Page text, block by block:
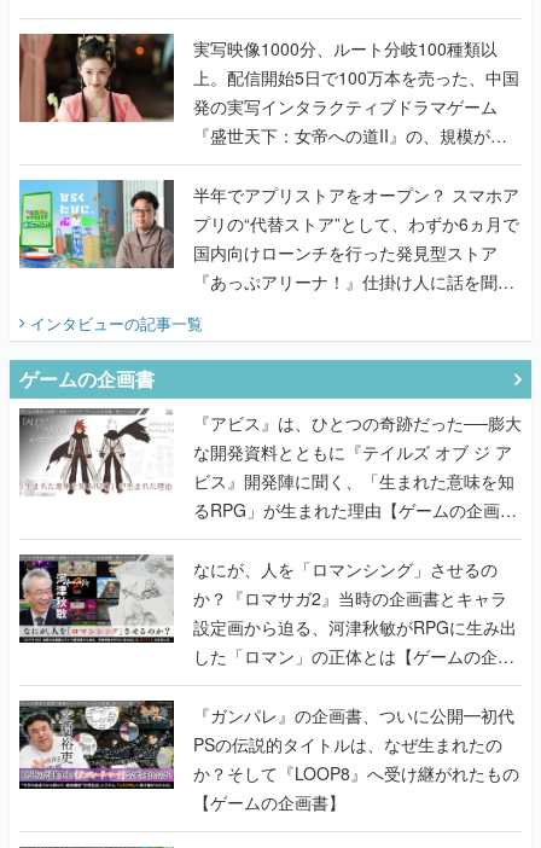
『TATSUJIN EXTREME』で初タッグを組
んだレジェンド2人に訊く開発秘話
実写映像1000分、ルート分岐100種類以
上。配信開始5日で100万本を売った、中国
発の実写インタラクティブドラマゲーム
『盛世天下：女帝への道II』の、規模が違
うこだわりをプロデューサーに聞いた
半年でアプリストアをオープン？ スマホア
プリの“代替ストア”として、わずか6ヵ月で
国内向けローンチを行った発見型ストア
『あっぷアリーナ！』仕掛け人に話を聞い
てみた
インタビューの記事一覧
ゲームの企画書
『アビス』は、ひとつの奇跡だった──膨大
な開発資料とともに『テイルズ オブ ジ ア
ビス』開発陣に聞く、「生まれた意味を知
るRPG」が生まれた理由【ゲームの企画
書】
なにが、人を「ロマンシング」させるの
か？『ロマサガ2』当時の企画書とキャラ
設定画から迫る、河津秋敏がRPGに生み出
した「ロマン」の正体とは【ゲームの企画
書】
『ガンパレ』の企画書、ついに公開━初代
PSの伝説的タイトルは、なぜ生まれたの
か？そして『LOOP8』へ受け継がれたもの
【ゲームの企画書】